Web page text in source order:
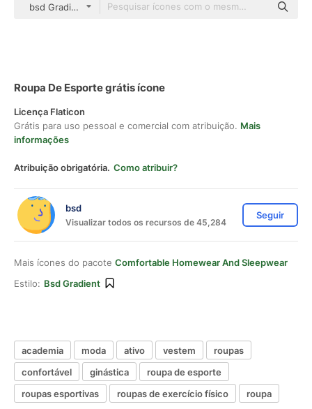
bsd Gradient
Roupa De Esporte grátis ícone
Licença Flaticon
Grátis para uso pessoal e comercial com atribuição. Mais
informações
Atribuição obrigatória. Como atribuir?
bsd
Visualizar todos os recursos de 45,284
Seguir
Mais ícones do pacote Comfortable Homewear And Sleepwear
Estilo: Bsd Gradient
academia moda ativo vestem
roupas
confortável
ginástica
roupa de esporte
roupas esportivas
roupas de exercício físico roupa